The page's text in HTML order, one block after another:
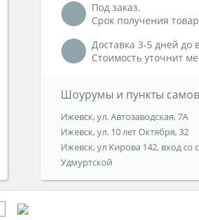
Под заказ.
Срок получения
Доставка 3-5 дней до
Стоимость уточнит
Шоурумы и пункты
Ижевск, ул. Автозаводская, 7А
Ижевск, ул. 10 лет Октября, 32
Ижевск, ул Кирова 142, вход со
Удмуртской